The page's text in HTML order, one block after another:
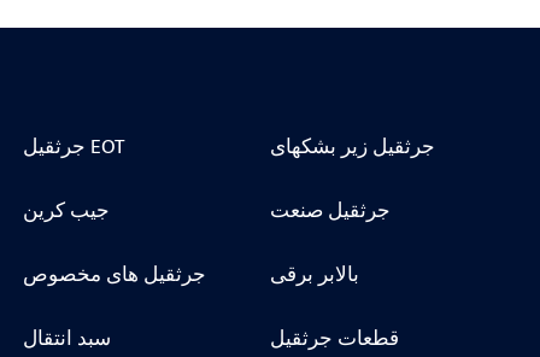
جرثقیل EOT
جرثقیل زیر بشکهای
جیب کرین
جرثقیل صنعت
جرثقیل های مخصوص
بالابر برقی
سبد انتقال
قطعات جرثقیل